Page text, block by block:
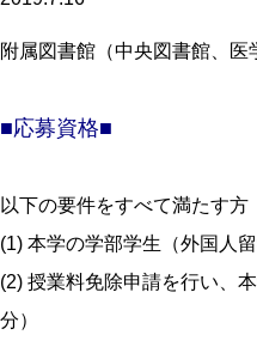
附属図書館（中央図書館、医
■応募資格■
以下の要件をすべて満たす方
(1) 本学の学部学生（外国人留
(2) 授業料免除申請を行い、
分）